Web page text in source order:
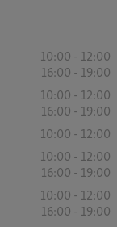
10:00 - 12:00
16:00 - 19:00
10:00 - 12:00
16:00 - 19:00
10:00 - 12:00
10:00 - 12:00
16:00 - 19:00
10:00 - 12:00
16:00 - 19:00